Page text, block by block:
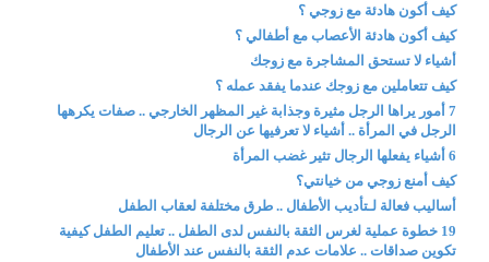
كيف أكون هادئة مع زوجي ؟
كيف أكون هادئة الأعصاب مع أطفالي ؟
أشياء لا تستحق المشاجرة مع زوجك
كيف تتعاملين مع زوجك عندما يفقد عمله ؟
7 أمور يراها الرجل مثيرة وجذابة غير المظهر الخارجي .. صفات يكرهها
الرجل في المرأة .. أشياء لا تعرفيها عن الرجال
6 أشياء يفعلها الرجال تثير غضب المرأة
كيف أمنع زوجي من خيانتي؟
أساليب فعالة لـتأديب الأطفال .. طرق مختلفة لعقاب الطفل
19 خطوة عملية لغرس الثقة بالنفس لدى الطفل .. تعليم الطفل كيفية
تكوين صداقات .. علامات عدم الثقة بالنفس عند الأطفال